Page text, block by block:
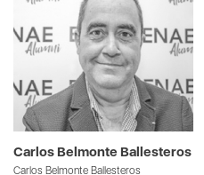
Carlos Belmonte Ballesteros
Carlos Belmonte Ballesteros